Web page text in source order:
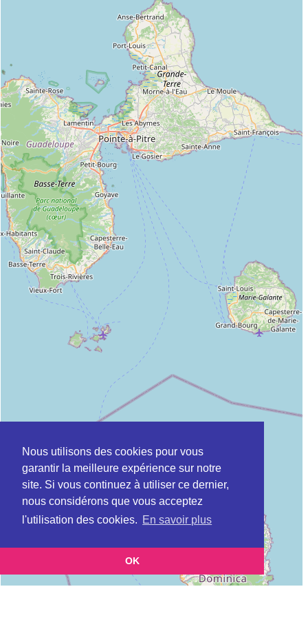
Nous utilisons des cookies pour vous
garantir la meilleure expérience sur notre
site. Si vous continuez à utiliser ce dernier,
nous considérons que vous acceptez
l'utilisation des cookies. En savoir plus
OK